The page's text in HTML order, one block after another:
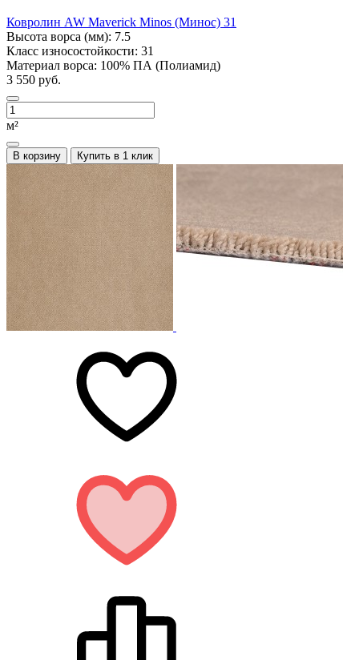
Ковролин AW Maverick Minos (Минос) 31
Высота ворса (мм): 7.5
Класс износостойкости: 31
Материал ворса: 100% ПА (Полиамид)
3 550 руб.
м²
В корзину Купить в 1 клик